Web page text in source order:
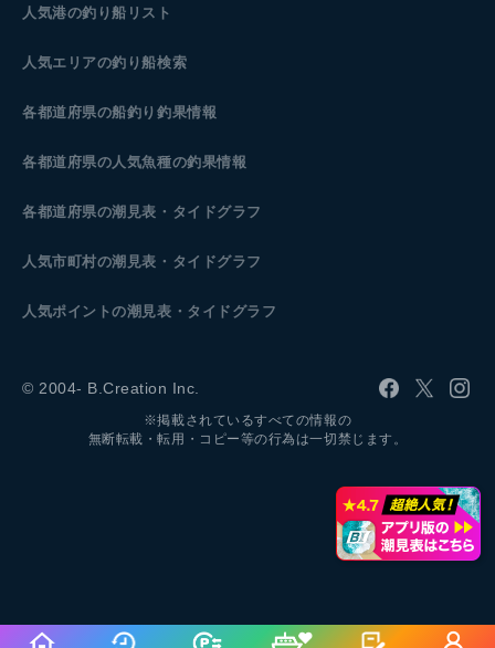
人気港の釣り船リスト
人気エリアの釣り船検索
各都道府県の船釣り釣果情報
各都道府県の人気魚種の釣果情報
各都道府県の潮見表 ・タイドグラフ
人気市町村の潮見表・タイドグラフ
人気ポイントの潮見表・タイドグラフ
© 2004- B.Creation Inc.
※掲載されているすべての情報の
無断転載・転用・コピー等の行為は一切禁じます。